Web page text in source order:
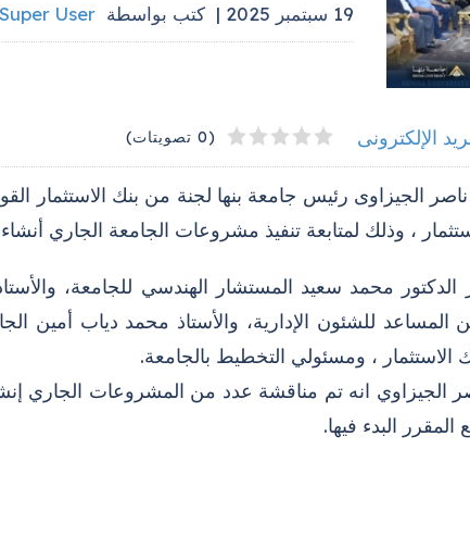
19 سبتمبر 2025 | كتب بواسطة Super User
الإلكترونى 1
2
3
4
5 (0 تصويتات)
ناصر الجيزاوى رئيس جامعة بنها لجنة من بنك الاستثمار
، وذلك لمتابعة تنفيذ مشروعات الجامعة الجاري
محمد سعيد المستشار الهندسي للجامعة،
المساعد للشئون الإدارية، والأستاذ محمد دياب أمين
الاستثمار ، ومسئولي التخطيط بالجامعة.
الجيزاوي انه تم مناقشة عدد من المشروعات الجاري
المقرر البدء فيها.